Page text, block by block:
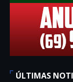
ÚLTIMAS